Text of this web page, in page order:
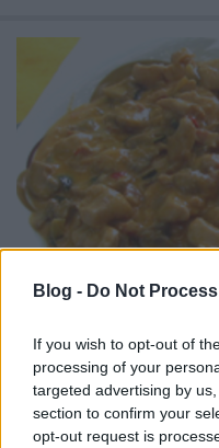
Blog - Do Not
If you wish to opt-out of
processing of your
targeted advertising by
section to confirm your
opt-out request is
Sztroganov
BeckZsu•2011. augusztus 07.